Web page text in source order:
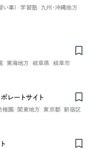
い事） 学習塾
九州・沖縄地方
東海地方 岐阜県 岐阜市
レートサイト
稚園 関東地方 東京都 新宿区